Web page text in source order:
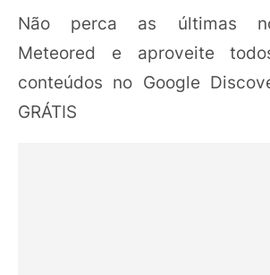
Não perca as últimas
Meteored e aproveite
conteúdos no Google
GRÁTIS